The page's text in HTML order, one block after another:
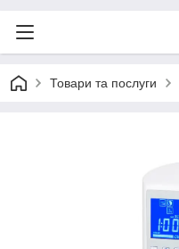
Товари та послуги